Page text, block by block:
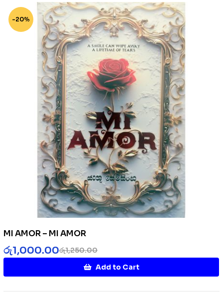
-20%
MI AMOR – MI AMOR
රු1,250.00
රු1,000.00
Add to Cart